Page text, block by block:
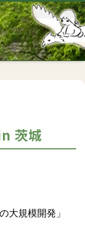
茨城
大規模開発」